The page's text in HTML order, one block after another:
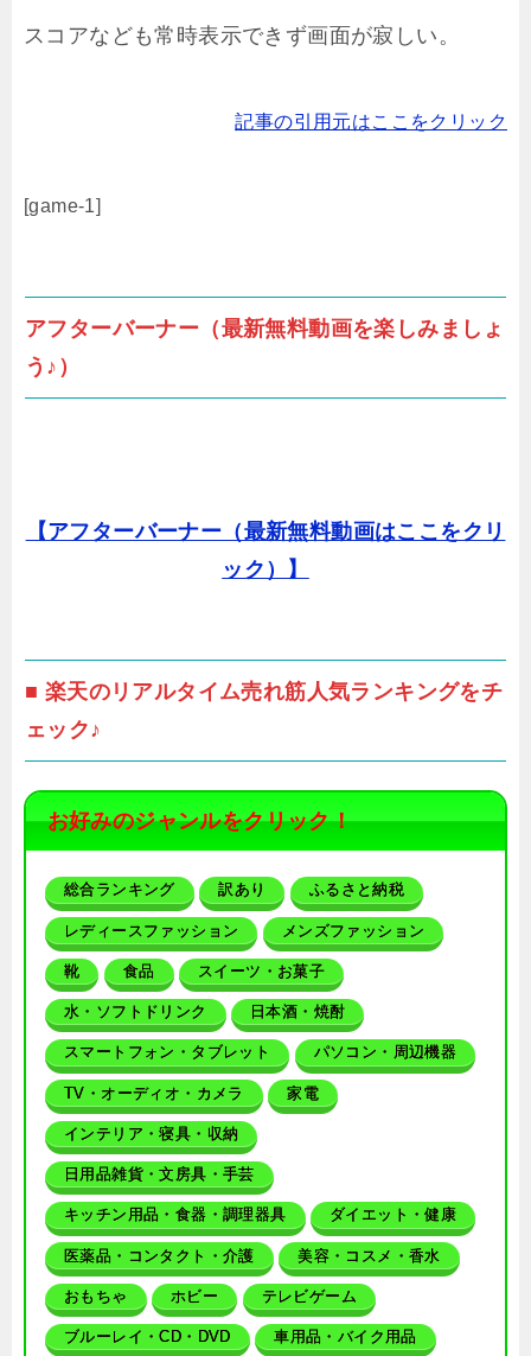
スコアなども常時表示できず画面が寂しい。
記事の引用元はここをクリック
[game-1]
アフターバーナー（最新無料動画を楽しみましょ
う♪）
【アフターバーナー（最新無料動画はここをクリ
ック）】
■ 楽天のリアルタイム売れ筋人気ランキングをチ
ェック♪
お好みのジャンルをクリック！
総合ランキング 訳あり ふるさと納税
レディースファッション メンズファッション
靴 食品 スイーツ・お菓子
水・ソフトドリンク 日本酒・焼酎
スマートフォン・タブレット パソコン・周辺機器
TV・オーディオ・カメラ 家電
インテリア・寝具・収納
日用品雑貨・文房具・手芸
キッチン用品・食器・調理器具 ダイエット・健康
医薬品・コンタクト・介護 美容・コスメ・香水
おもちゃ ホビー テレビゲーム
ブルーレイ・CD・DVD 車用品・バイク用品